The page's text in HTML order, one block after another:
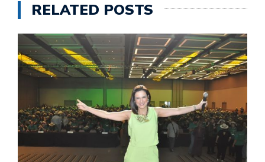
RELATED POSTS